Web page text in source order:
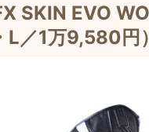
SKIN EVO
L／1万9,580円）